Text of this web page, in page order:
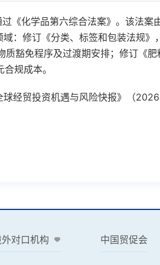
过《化学品第六综合法案》。该法案
：修订《分类、标签和包装法规
质豁免程序及过渡期安排；修订《
合规成本。
经贸投资机遇与风险快报》（2026
外对口机构 中国贸促会